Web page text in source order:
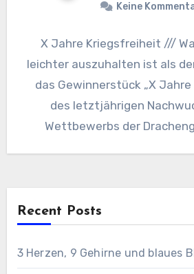
Keine
X Jahre Kriegsfreiheit ///
leichter auszuhalten ist als
das Gewinnerstück „X
des letztjährigen
Wettbewerbs der
Recent Posts
3 Herzen, 9 Gehirne und blaues